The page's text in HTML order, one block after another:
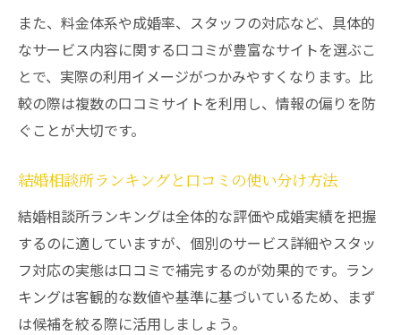
また、料金体系や成婚率、スタッフの対応など、具体的
なサービス内容に関する口コミが豊富なサイトを選ぶこ
とで、実際の利用イメージがつかみやすくなります。比
較の際は複数の口コミサイトを利用し、情報の偏りを防
ぐことが大切です。
結婚相談所ランキングと口コミの使い分け方法
結婚相談所ランキングは全体的な評価や成婚実績を把握
するのに適していますが、個別のサービス詳細やスタッ
フ対応の実態は口コミで補完するのが効果的です。ラン
キングは客観的な数値や基準に基づいているため、まず
は候補を絞る際に活用しましょう。